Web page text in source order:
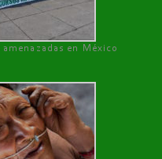
amenazadas en México